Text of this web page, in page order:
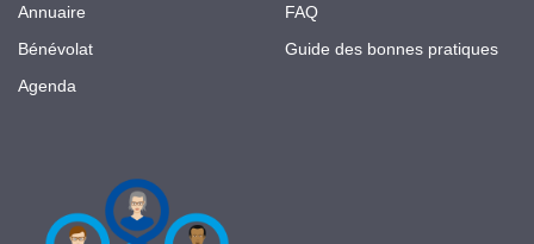
Annuaire
Bénévolat
Agenda
FAQ
Guide des bonnes pratiques